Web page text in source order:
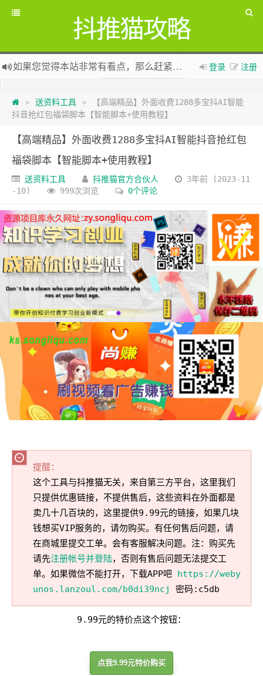
抖推猫攻略
登录 注册
如果您觉得本站非常有看点，那么赶紧使用Ctrl+D 收藏吧
欢迎访问，欢迎加入 抖推猫官网
> 送资料工具 >
【高端精品】外面收费1288多宝抖AI智能
抖音抢红包福袋脚本【智能脚本+使用教程】
【高端精品】外面收费1288多宝抖AI智能抖音抢红包
福袋脚本【智能脚本+使用教程】
送资料工具 抖推猫官方合伙人
3年前 (2023-11
-10)
999次浏览 0个评论
提醒：
这个工具与抖推猫无关，来自第三方平台，这里我们
只提供优惠链接，不提供售后，这些资料在外面都是
卖几十几百块的，这里提供9.99元的链接，如果几块
钱想买VIP服务的，请勿购买。有任何售后问题，请
在商城里提交工单。会有客服解决问题。注：购买先
请先注册帐号并登陆，否则有售后问题无法提交工
单。如果微信不能打开，下载APP吧
https://weby
unos.lanzoul.com/b0di39ncj 密码:c5db
9.99元的特价点这个按钮：
点我9.99元特价购买